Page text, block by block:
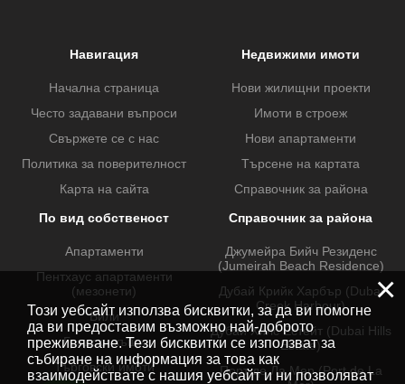
Навигация
Начална страница
Често задавани въпроси
Свържете се с нас
Политика за поверителност
Карта на сайта
Недвижими имоти
Нови жилищни проекти
Имоти в строеж
Нови апартаменти
Търсене на картата
Справочник за района
По вид собственост
Апартаменти
Пентхаус апартаменти
(мезонети)
Вили
Градски къщи
Търговски имоти
Справочник за района
Джумейра Бийч Резиденс
(Jumeirah Beach Residence)
Дубай Крийк Харбър (Dubai
Creek Harbour)
Дубай Хилс Естейт (Dubai Hills
Estate)
Порт де Ла Мер (Port de La
×
Този уебсайт използва бисквитки, за да ви помогне
да ви предоставим възможно най-доброто
преживяване. Тези бисквитки се използват за
събиране на информация за това как
взаимодействате с нашия уебсайт и ни позволяват